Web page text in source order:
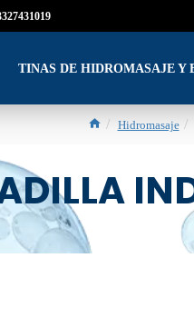
TINAS DE HIDROMASAJE Y
Hidromasaje